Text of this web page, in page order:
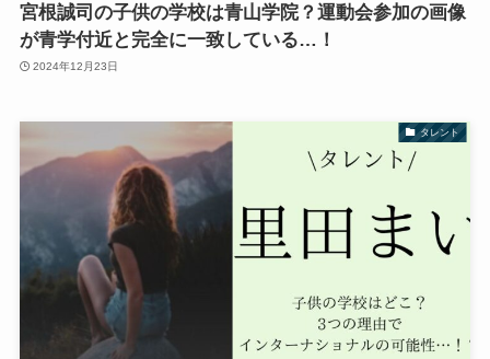
宮根誠司の子供の学校は青山学院？運動会参加の画像
が青学付近と完全に一致している…！
2024年12月23日
タレント